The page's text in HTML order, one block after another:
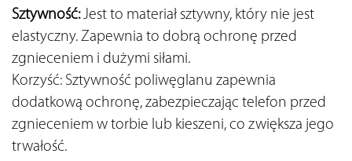
Sztywność: Jest to materiał sztywny, który nie jest
elastyczny. Zapewnia to dobrą ochronę przed
zgnieceniem i dużymi siłami.
Korzyść: Sztywność poliwęglanu zapewnia
dodatkową ochronę, zabezpieczając telefon przed
zgnieceniem w torbie lub kieszeni, co zwiększa jego
trwałość.